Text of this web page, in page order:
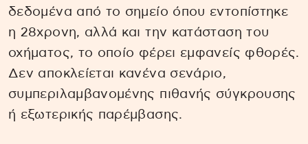
δεδομένα από το σημείο όπου εντοπίστηκε
η 28χρονη, αλλά και την κατάσταση του
οχήματος, το οποίο φέρει εμφανείς φθορές.
Δεν αποκλείεται κανένα σενάριο,
συμπεριλαμβανομένης πιθανής σύγκρουσης
ή εξωτερικής παρέμβασης.